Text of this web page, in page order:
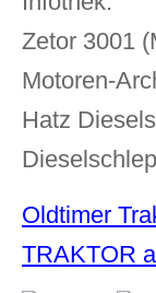
Zetor 3001
Motoren-
Hatz
Oldtimer
TRAKTOR